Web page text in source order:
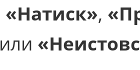
«Натиск»,
или